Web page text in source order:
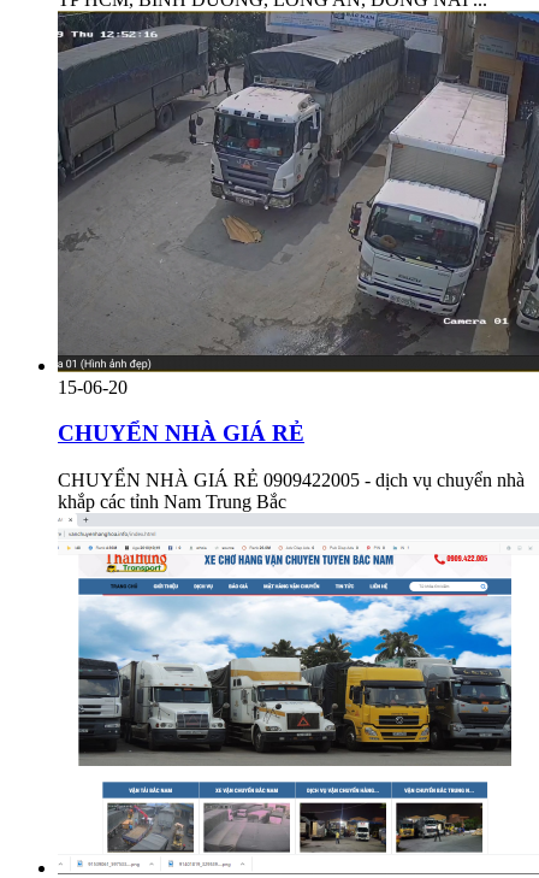
15-06-20
CHUYỂN NHÀ GIÁ RẺ
CHUYỂN NHÀ GIÁ RẺ 0909422005 - dịch vụ chuyển nhà
khắp các tỉnh Nam Trung Bắc